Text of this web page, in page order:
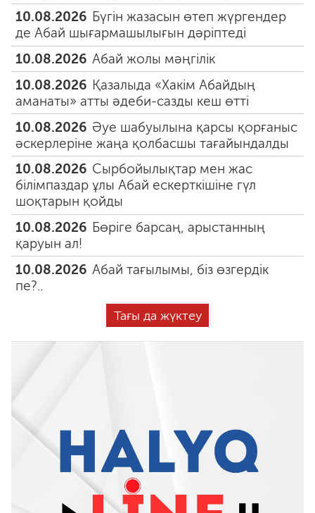
10.08.2026 Бүгін жазасын өтеп жүргендер
де Абай шығармашылығын дәріптеді
10.08.2026 Абай жолы мәңгілік
10.08.2026 Қазалыда «Хакім Абайдың
аманаты» атты әдеби-сазды кеш өтті
10.08.2026 Әуе шабуылына қарсы қорғаныс
әскерлеріне жаңа қолбасшы тағайындалды
10.08.2026 Сырбойылықтар мен жас
білімпаздар ұлы Абай ескерткішіне гүл
шоқтарын қойды
10.08.2026 Бөріге барсаң, арыстанның
қаруын ал!
10.08.2026 Абай тағылымы, біз өзгердік
пе?..
Тағы да жүктеу